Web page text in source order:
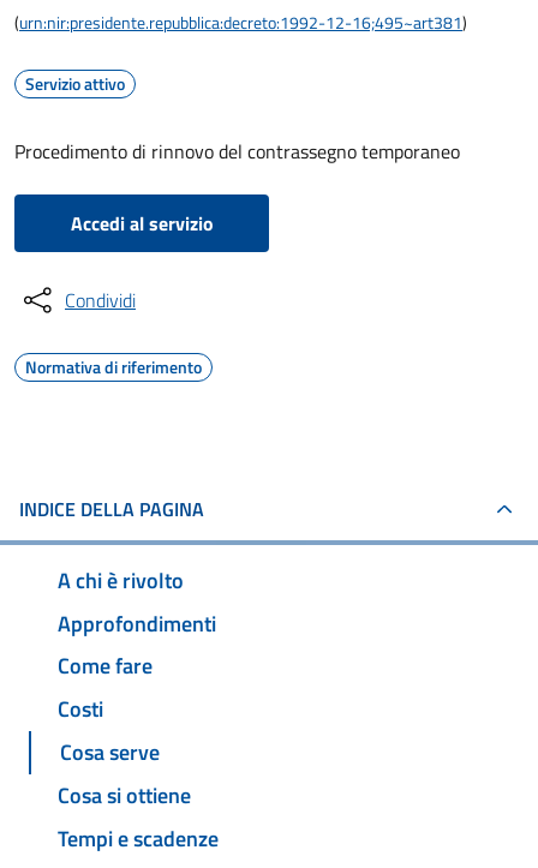
(urn:nir:presidente.repubblica:decreto:1992-12-16;495~art381)
Servizio attivo
Procedimento di rinnovo del contrassegno temporaneo
Accedi al servizio
Condividi
Normativa di riferimento
INDICE DELLA PAGINA
A chi è rivolto
Approfondimenti
Come fare
Costi
Cosa serve
Cosa si ottiene
Tempi e scadenze